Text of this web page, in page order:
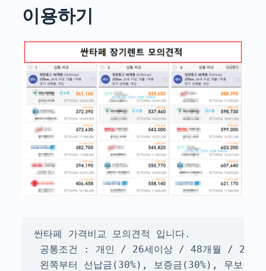
이용하기
싼타페 가격비교 모의견적 입니다.
공통조건 : 개인 / 26세이상 / 48개월 / 2만
왼쪽부터 선납금(30%), 보증금(30%), 무보증